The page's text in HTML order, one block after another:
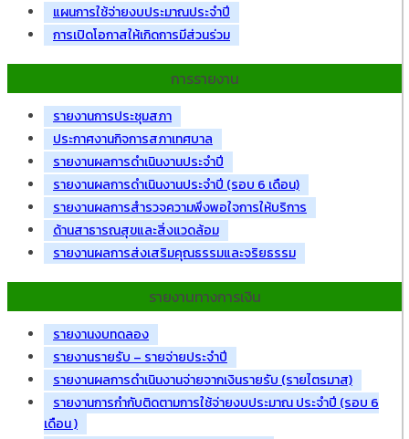
แผนการใช้จ่ายงบประมาณประจำปี
การเปิดโอกาสให้เกิดการมีส่วนร่วม
การรายงาน
รายงานการประชุมสภา
ประกาศงานกิจการสภาเทศบาล
รายงานผลการดำเนินงานประจำปี
รายงานผลการดำเนินงานประจำปี (รอบ 6 เดือน)
รายงานผลการสำรวจความพึงพอใจการให้บริการ
ด้านสาธารณสุขและสิ่งแวดล้อม
รายงานผลการส่งเสริมคุณธรรมและจริยธรรม
รายงานทางการเงิน
รายงานงบทดลอง
รายงานรายรับ – รายจ่ายประจำปี
รายงานผลการดำเนินงานจ่ายจากเงินรายรับ (รายไตรมาส)
รายงานการกำกับติดตามการใช้จ่ายงบประมาณ ประจำปี (รอบ 6
เดือน )